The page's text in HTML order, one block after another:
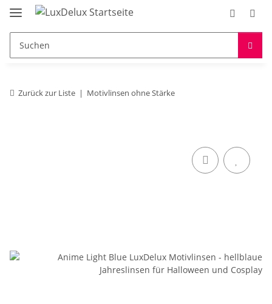
Zurück zur Liste Motivlinsen ohne Stärke